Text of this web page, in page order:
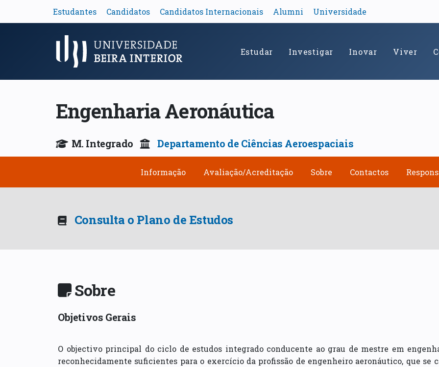
Estudantes Candidatos Candidatos Internacionais Alumni Universidade
Menu Principal Estudar Investigar Inovar Viver
Engenharia Aeronáutica
M. Integrado Departamento de Ciências Aeroespaciais
Informação Avaliação/Acreditação Sobre Contactos
Consulta o Plano de Estudos
Sobre
Objetivos Gerais
O objectivo principal do ciclo de estudos integrado conducente ao grau de mestre em
reconhecidamente suficientes para o exercício da profissão de engenheiro aeronáutico, que se